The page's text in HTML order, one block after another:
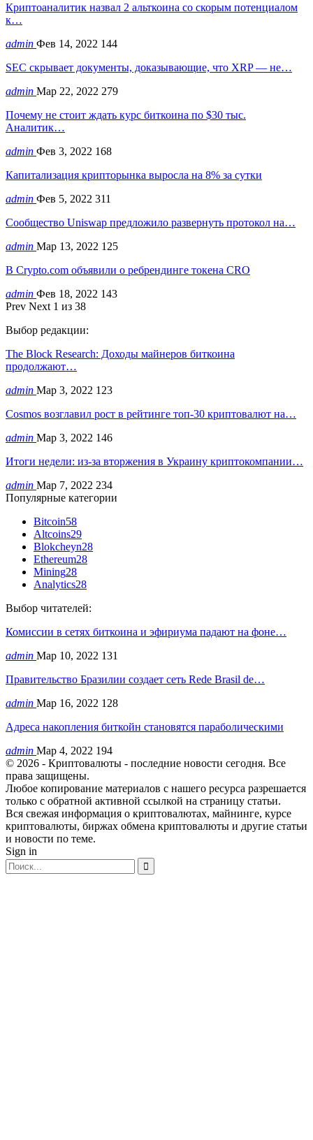
Криптоаналитик назвал 2 альткоина со скорым потенциалом
к…
admin Фев 14, 2022 144
SEC скрывает документы, доказывающие, что XRP — не…
admin Мар 22, 2022 279
Почему не стоит ждать курс биткоина по $30 тыс.
Аналитик…
admin Фев 3, 2022 168
Капитализация крипторынка выросла на 8% за сутки
admin Фев 5, 2022 311
Сообщество Uniswap предложило развернуть протокол на…
admin Мар 13, 2022 125
В Crypto.com объявили о ребрендинге токена CRO
admin Фев 18, 2022 143
Prev Next 1 из 38
Выбор редакции:
The Block Research: Доходы майнеров биткоина
продолжают…
admin Мар 3, 2022 123
Cosmos возглавил рост в рейтинге топ-30 криптовалют на…
admin Мар 3, 2022 146
Итоги недели: из-за вторжения в Украину криптокомпании…
admin Мар 7, 2022 234
Популярные категории
Bitcoin58
Altcoins29
Blokcheyn28
Ethereum28
Mining28
Analytics28
Выбор читателей:
Комиссии в сетях биткоина и эфириума падают на фоне…
admin Мар 10, 2022 131
Правительство Бразилии создает сеть Rede Brasil de…
admin Мар 16, 2022 128
Адреса накопления биткойн становятся параболическими
admin Мар 4, 2022 194
© 2026 - Криптовалюты - последние новости сегодня. Все
права защищены.
Любое копирование материалов с нашего ресурса разрешается
только с обратной активной ссылкой на страницу статьи.
Вся свежая информация о криптовалютах, майнинге, курсе
криптовалюты, биржах обмена криптовалюты и другие статьи
и новости по теме.
Sign in